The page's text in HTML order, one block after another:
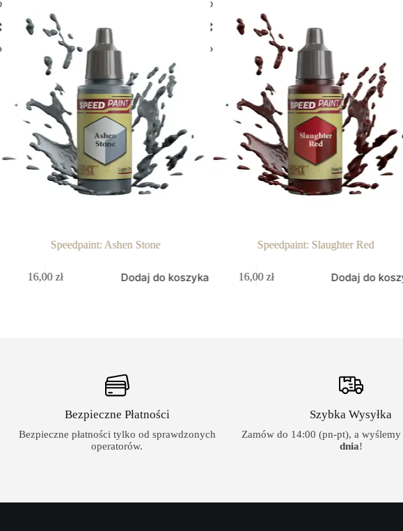
Speedpaint: Ashen Stone
zł Dodaj do koszyka
Speedpaint: Slaughter Red
16,00 zł Dodaj do koszyka
Bezpieczne Płatności
Bezpieczne płatności tylko od sprawdzonych
operatorów.
Szybka Wysyłka
Zamów do 14:00 (pn-pt), a wyślemy
dnia!